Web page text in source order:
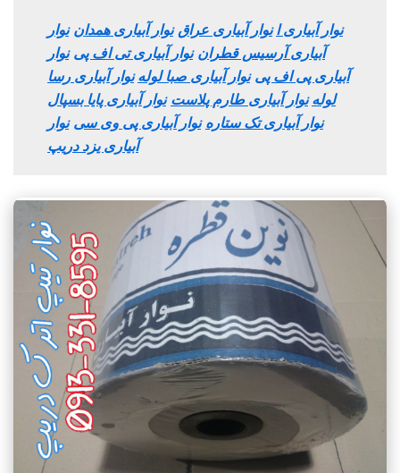
نوار آبیاری ا نوار آبیاری عراق نوار آبیاری همدان نوار
آبیاری آرسیس قطران نوار آبیاری تی اف پی نوار
آبیاری پی اف پی نوار آبیاری صبا لوله نوار آبیاری رسا
لوله نوار آبیاری طارم پلاست نوار آبیاری پایا بسپال
نوار آبیاری تک ستاره نوار آبیاری پی وی سی نوار
آبیاری یزد دریپ